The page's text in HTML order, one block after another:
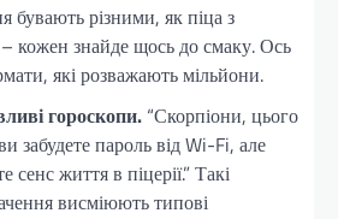
бувають різними, як піца з
кожен знайде щось до смаку. Ось
які розважають мільйони.
гороскопи. “Скорпіони, цього
забудете пароль від Wi-Fi, але
сенс життя в піцерії.” Такі
висміюють типові